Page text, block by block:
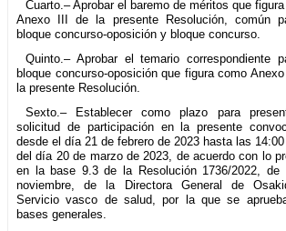
Cuarto.– Aprobar el baremo de méritos que
Anexo III de la presente Resolución, común
bloque concurso-oposición y bloque concurso.
Quinto.– Aprobar el temario correspondiente
bloque concurso-oposición que figura como
la presente Resolución.
Sexto.– Establecer como plazo para
solicitud de participación en la presente
desde el día 21 de febrero de 2023 hasta las 14:00
del día 20 de marzo de 2023, de acuerdo con lo
en la base 9.3 de la Resolución 1736/2022, de
noviembre, de la Directora General de
Servicio vasco de salud, por la que se
bases generales.